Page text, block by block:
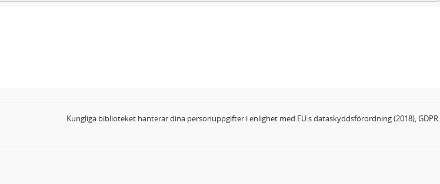
Kungliga biblioteket hanterar dina personuppgifter i enlighet med EU:s dataskyddsförordning (2018), GDPR.